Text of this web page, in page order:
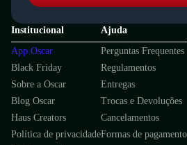
Institucional
App Oscar
Black Friday
Sobre a Oscar
Blog Oscar
Haus Creators
Política de privacidade
Ajuda
Perguntas Frequentes
Regulamentos
Entregas
Trocas e Devoluções
Cancelamentos
Formas de pagamento